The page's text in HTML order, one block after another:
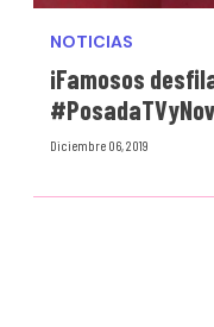
NOTICIAS
¡Famosos
Diciembre 06, 2019